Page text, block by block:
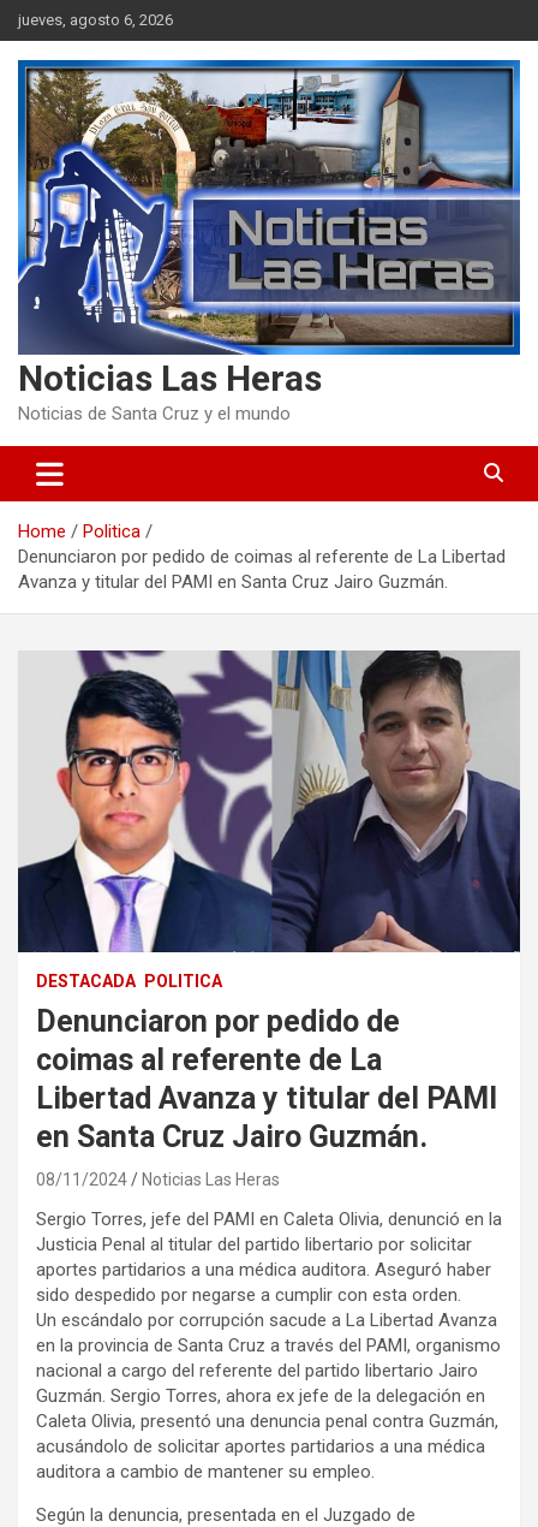
Skip
to
content
jueves, agosto 6, 2026
Noticias Las Heras
Noticias de Santa Cruz y el mundo
Home
Politica
Denunciaron por pedido de coimas al referente de La Libertad
Avanza y titular del PAMI en Santa Cruz Jairo Guzmán.
DESTACADA POLITICA
Denunciaron por pedido de
coimas al referente de La
Libertad Avanza y titular del PAMI
en Santa Cruz Jairo Guzmán.
08/11/2024 Noticias Las Heras
Sergio Torres, jefe del PAMI en Caleta Olivia, denunció en la
Justicia Penal al titular del partido libertario por solicitar
aportes partidarios a una médica auditora. Aseguró haber
sido despedido por negarse a cumplir con esta orden.
Un escándalo por corrupción sacude a La Libertad Avanza
en la provincia de Santa Cruz a través del PAMI, organismo
nacional a cargo del referente del partido libertario Jairo
Guzmán. Sergio Torres, ahora ex jefe de la delegación en
Caleta Olivia, presentó una denuncia penal contra Guzmán,
acusándolo de solicitar aportes partidarios a una médica
auditora a cambio de mantener su empleo.
Según la denuncia, presentada en el Juzgado de